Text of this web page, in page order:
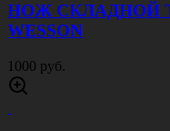
НОЖ СКЛАДНОЙ
WESSON
1000 руб.